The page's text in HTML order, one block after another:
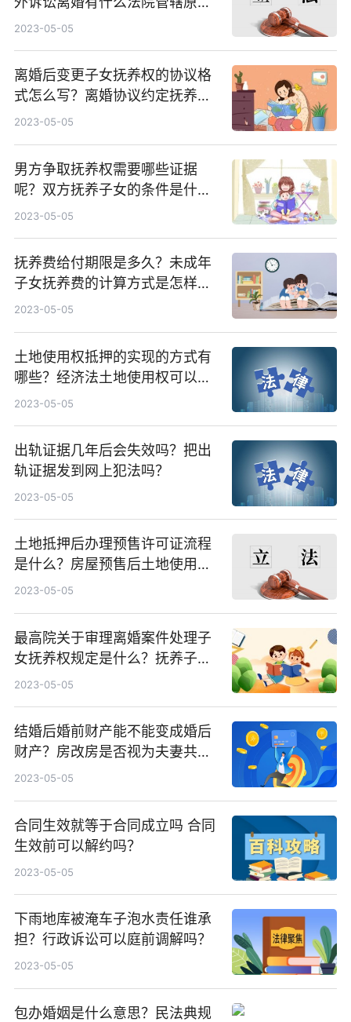
则？
2023-05-05
离婚后变更子女抚养权的协议格
式怎么写？离婚协议约定抚养权
变更条件有哪些？
2023-05-05
男方争取抚养权需要哪些证据
呢？双方抚养子女的条件是什
么？
2023-05-05
抚养费给付期限是多久？未成年
子女抚养费的计算方式是怎样
的？
2023-05-05
土地使用权抵押的实现的方式有
哪些？经济法土地使用权可以抵
押吗？
2023-05-05
出轨证据几年后会失效吗？把出
轨证据发到网上犯法吗？
2023-05-05
土地抵押后办理预售许可证流程
是什么？房屋预售后土地使用权
可否抵押？
2023-05-05
最高院关于审理离婚案件处理子
女抚养权规定是什么？抚养子女
的条件有哪些要求？
2023-05-05
结婚后婚前财产能不能变成婚后
财产？房改房是否视为夫妻共同
财产？
2023-05-05
合同生效就等于合同成立吗 合同
生效前可以解约吗？
2023-05-05
下雨地库被淹车子泡水责任谁承
担？行政诉讼可以庭前调解吗？
2023-05-05
包办婚姻是什么意思？民法典规